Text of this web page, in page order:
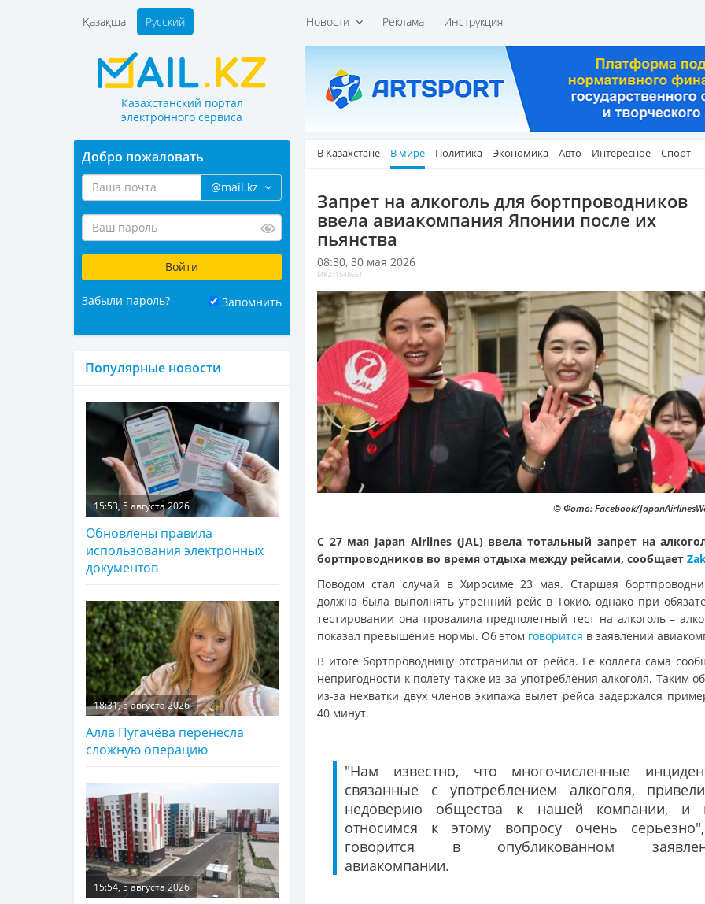
Новости Реклама Инструкция
Қазақша Русский
Казахстанский портал
электронного сервиса
В Казахстане В мире Политика Экономика Авто Интересное Спорт
Запрет на алкоголь для бортпроводников
ввела авиакомпания Японии после их
пьянства
08:30, 30 мая 2026
MKZ: 1548661
© Фото: Facebook/
С 27 мая Japan Airlines (JAL) ввела тотальный запрет на
бортпроводников во время отдыха между рейсами, сообщает
Поводом стал случай в Хиросиме 23 мая. Старшая
должна была выполнять утренний рейс в Токио, однако при
тестировании она провалила предполетный тест на алкоголь –
показал превышение нормы. Об этом говорится в заявлении
В итоге бортпроводницу отстранили от рейса. Ее коллега сама
непригодности к полету также из-за употребления алкоголя. Таким
из-за нехватки двух членов экипажа вылет рейса задержался
40 минут.
"Нам известно, что многочисленные
связанные с употреблением алкоголя,
недоверию общества к нашей компании, и
относимся к этому вопросу очень
говорится в опубликованном
авиакомпании.
Добро пожаловать
@mail.kz
Забыли пароль? Запомнить
Популярные новости
15:53, 5 августа 2026
Обновлены правила
использования электронных
документов
18:31, 5 августа 2026
Алла Пугачёва перенесла
сложную операцию
15:54, 5 августа 2026